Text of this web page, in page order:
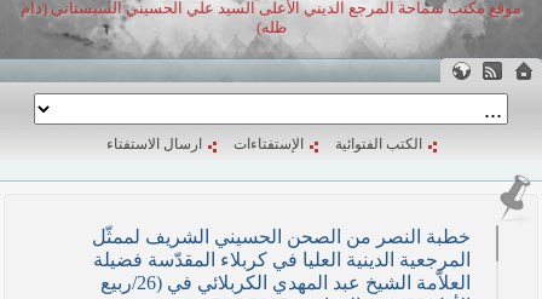
موقع مكتب سماحة المرجع الديني الأعلى السيد علي الحسيني السيستاني (دام
ظله)
الكتب الفتوائية الإستفتاءات ارسال الاستفتاء
خطبة النصر من الصحن الحسيني الشريف لممثّل
المرجعية الدينية العليا في كربلاء المقدّسة فضيلة
العلاّمة الشيخ عبد المهدي الكربلائي في (26/ربيع